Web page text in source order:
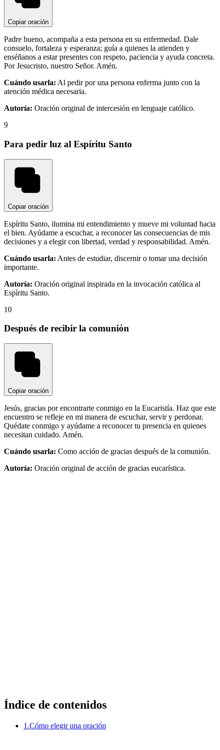
Copiar oración
Padre bueno, acompaña a esta persona en su enfermedad. Dale
consuelo, fortaleza y esperanza; guía a quienes la atienden y
enséñanos a estar presentes con respeto, paciencia y ayuda concreta.
Por Jesucristo, nuestro Señor. Amén.
Cuándo usarla: Al pedir por una persona enferma junto con la
atención médica necesaria.
Autoría: Oración original de intercesión en lenguaje católico.
9
Para pedir luz al Espíritu Santo
Copiar oración
Espíritu Santo, ilumina mi entendimiento y mueve mi voluntad hacia
el bien. Ayúdame a escuchar, a reconocer las consecuencias de mis
decisiones y a elegir con libertad, verdad y responsabilidad. Amén.
Cuándo usarla: Antes de estudiar, discernir o tomar una decisión
importante.
Autoría: Oración original inspirada en la invocación católica al
Espíritu Santo.
10
Después de recibir la comunión
Copiar oración
Jesús, gracias por encontrarte conmigo en la Eucaristía. Haz que este
encuentro se refleje en mi manera de escuchar, servir y perdonar.
Quédate conmigo y ayúdame a reconocer tu presencia en quienes
necesitan cuidado. Amén.
Cuándo usarla: Como acción de gracias después de la comunión.
Autoría: Oración original de acción de gracias eucarística.
Índice de contenidos
1.Cómo elegir una oración